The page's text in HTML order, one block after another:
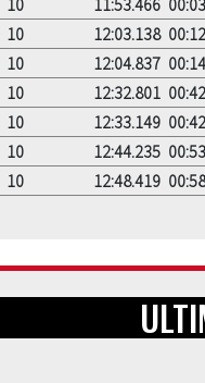
10 11:53.466
10 12:03.138
10 12:04.837
10 12:32.801
10 12:33.149
10 12:44.235
10 12:48.419